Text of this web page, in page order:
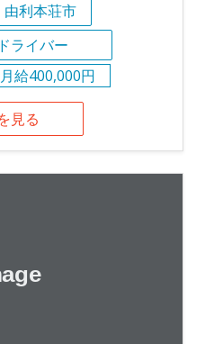
由利本荘市
ライバー
月給400,000円
見る